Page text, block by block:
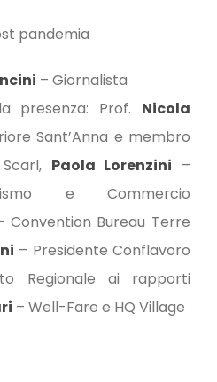
pandemia
– Giornalista
presenza: Prof. Nicola
Sant’Anna e membro
Paola Lorenzini –
e Commercio
Convention Bureau Terre
– Presidente Conflavoro
Regionale ai rapporti
– Well-Fare e HQ Village